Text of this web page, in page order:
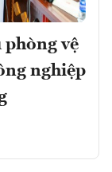
phòng vệ
nghiệp